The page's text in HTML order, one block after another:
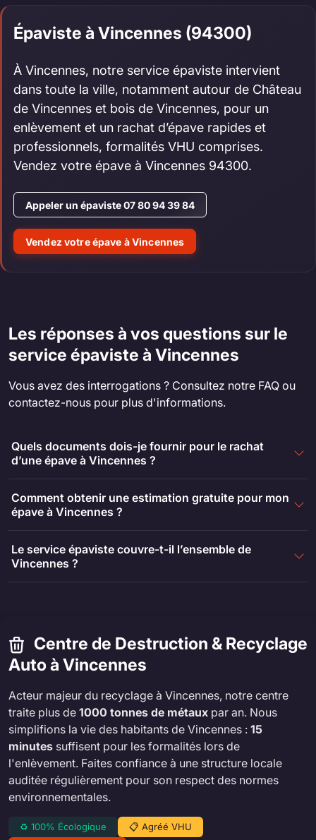
Épaviste à Vincennes (94300)
À Vincennes, notre service épaviste intervient
dans toute la ville, notamment autour de Château
de Vincennes et bois de Vincennes, pour un
enlèvement et un rachat d’épave rapides et
professionnels, formalités VHU comprises.
Vendez votre épave à Vincennes 94300.
Appeler un épaviste 07 80 94 39 84
Vendez votre épave à Vincennes
Les réponses à vos questions sur le
service épaviste à Vincennes
Vous avez des interrogations ? Consultez notre FAQ ou
contactez-nous pour plus d'informations.
Quels documents dois-je fournir pour le rachat
d’une épave à Vincennes ?
Comment obtenir une estimation gratuite pour mon
épave à Vincennes ?
Le service épaviste couvre-t-il l’ensemble de
Vincennes ?
Centre de Destruction & Recyclage
Auto à Vincennes
Acteur majeur du recyclage à Vincennes, notre centre
traite plus de 1000 tonnes de métaux par an. Nous
simplifions la vie des habitants de Vincennes : 15
minutes suffisent pour les formalités lors de
l'enlèvement. Faites confiance à une structure locale
auditée régulièrement pour son respect des normes
environnementales.
♻️ 100% Écologique
📋 Agréé VHU